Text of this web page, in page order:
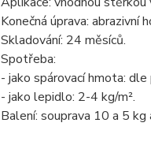
Konečná úprava:
Skladování: 24 měsíců.
Spotřeba:
- jako spárovací hmota:
- jako lepidlo: 2-4 kg/m².
Balení: souprava 10 a 5